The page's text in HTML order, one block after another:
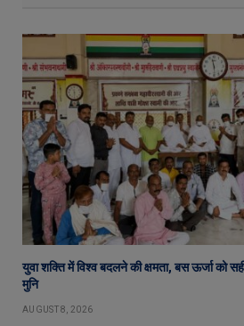
युवा शक्ति में विश्व बदलने की क्षमता, बस ऊर्जा को
मुनि
AUGUST 8, 2026